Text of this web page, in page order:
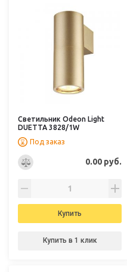
Светильник Odeon Light
DUETTA 3828/1W
Под заказ
0.00 руб.
Купить
Купить в 1 клик